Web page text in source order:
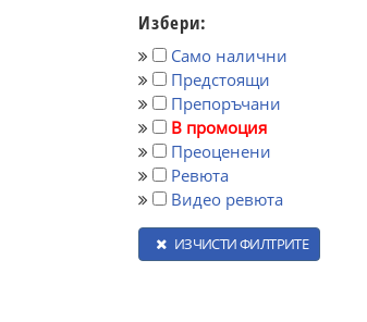
Избери:
Само налични
Предстоящи
Препоръчани
В промоция
Преоценени
Ревюта
Видео ревюта
ИЗЧИСТИ ФИЛТРИТЕ